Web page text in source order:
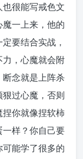
很能写戒色文
一上来，他的
要结合实战，
，心魔就会附
念就是上阵杀
过心魔，否则
你就像捏软柿
样？你自己要
能学了很多的